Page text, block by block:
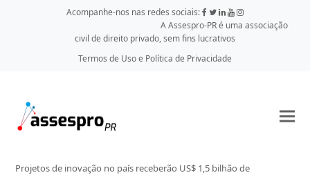
Acompanhe-nos nas redes sociais:
A Assespro-PR é uma associação
civil de direito privado, sem fins lucrativos
Termos de Uso e Política de Privacidade
Projetos de inovação no país receberão US$ 1,5 bilhão de